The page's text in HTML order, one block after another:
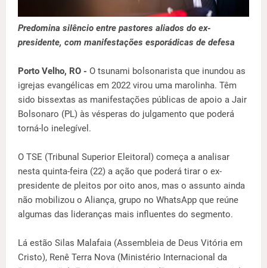
Predomina silêncio entre pastores aliados do ex-
presidente, com manifestações esporádicas de defesa
Porto Velho, RO - O tsunami bolsonarista que inundou as
igrejas evangélicas em 2022 virou uma marolinha. Têm
sido bissextas as manifestações públicas de apoio a Jair
Bolsonaro (PL) às vésperas do julgamento que poderá
torná-lo inelegível.
O TSE (Tribunal Superior Eleitoral) começa a analisar
nesta quinta-feira (22) a ação que poderá tirar o ex-
presidente de pleitos por oito anos, mas o assunto ainda
não mobilizou o Aliança, grupo no WhatsApp que reúne
algumas das lideranças mais influentes do segmento.
Lá estão Silas Malafaia (Assembleia de Deus Vitória em
Cristo), Renê Terra Nova (Ministério Internacional da